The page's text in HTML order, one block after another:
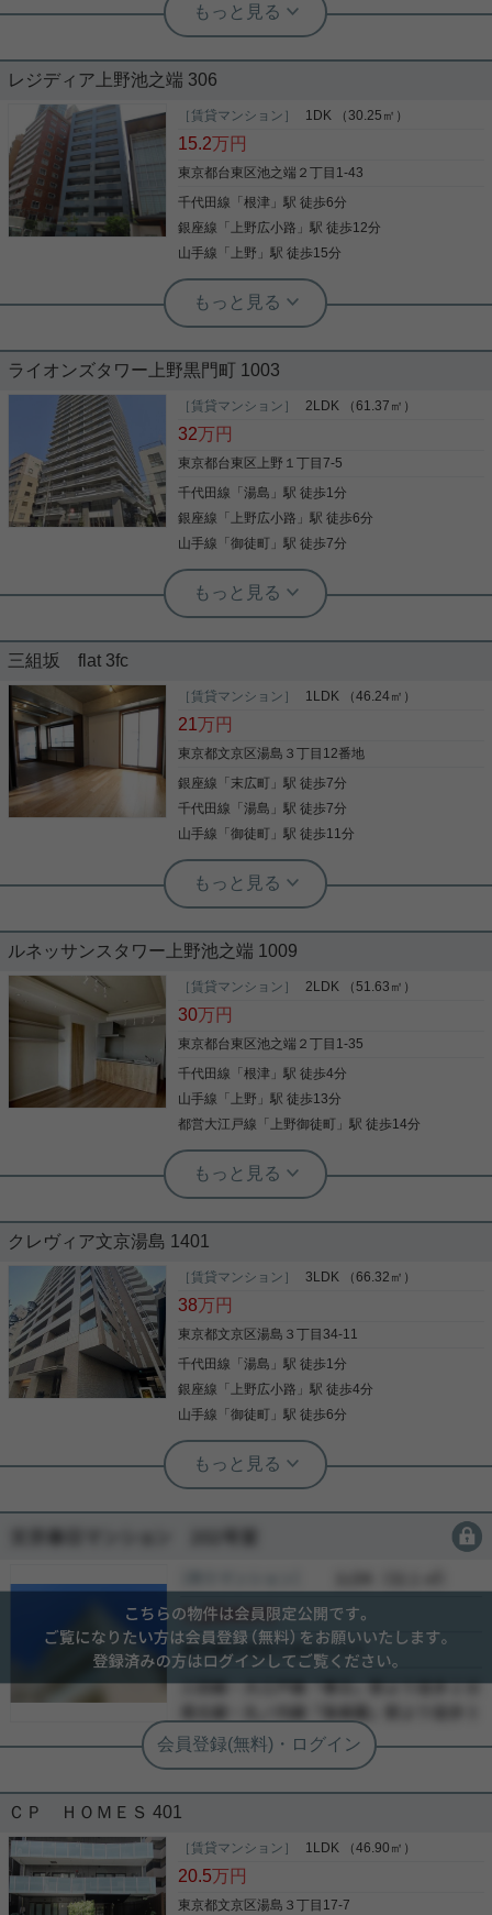
ッフ小西
2021年１０年フルリノベ済
閑静な立地 ヴィンテージマンション！！ 夜間オー
トロック付き！ 管理人が日勤でいますので管理体制
の良い建物です。 閑静な立地で車両の通行が少ない
閑静な場所です。 広々としたエントランスは、 当時
すが、室内はフルリノベーション済。 お気軽にお問
い合わせください。
写真(9)
レジディア上野池之端 306
［賃貸マンション］ 1DK （30.25㎡）
15.2万円
東京都台東区池之端２丁目1-43
千代田線 「根津 」駅 徒歩6分
銀座線 「 上野広小路 」駅 徒歩12分
山手線 「 上野 」駅 徒歩15分
根津駅前センター（実用根津ホーム株式会社 根津駅前センター） スタ
ッフ小西
新生活にオススメ
すぐ目の前は不忍池 上野公園至近の人気高級賃貸マ
ンション 「レジディア上野池之端」 オートロック、
宅配ボックスをはじめ、 敷地内ゴミ捨て場など設備
充実 室内設備に関しましては ・バストイレ別、浴室
チンで料理好きの方にもおすすめ 申し込み受付中 内
覧可能予定日など、詳細はお気軽にお問い合わせく
ださいませ。
写真(9)
ライオンズタワー上野黒門町 1003
［賃貸マンション］ 2LDK （61.37㎡）
32万円
東京都台東区上野１丁目7-5
千代田線 「湯島 」駅 徒歩1分
銀座線 「 上野広小路 」駅 徒歩6分
山手線 「御徒町 」駅 徒歩7分
根津駅前センター（実用根津ホーム株式会社 根津駅前センター） スタ
ッフ小西
《湯島駅徒歩1分》総戸数121戸のライ
オンズタワー上野黒門町
とにかく立地が最高!!! 千代田線『湯島駅』徒歩１分
それも人気の分譲マンションのライオンズシリーズ
から２ＬＤＫ物件のご紹介です。 北東角部屋でＬ字
型のバルコニーが付いています。 １０階のため日当
ます。 風通しが良く開放感溢れる仕様となっていま
す。 滅多に募集に出ない人気のお部屋です。 分譲タ
イプのため賃貸マンションよりグレードの良い設備
が整っています。 また、湯島だけでなく様々な路線
を使いやすい立地のため、都心へのアクセスも抜群
です。 ☆千代田線『湯島駅』徒歩１分 ☆銀座線『上
野広小路駅』徒歩５分 ☆山手線『御徒町駅』徒歩６
おります！
三組坂 flat 3fc
［賃貸マンション］ 1LDK （46.24㎡）
21万円
東京都文京区湯島３丁目12番地
銀座線 「 末広町 」駅 徒歩7分
千代田線 「湯島 」駅 徒歩7分
山手線 「御徒町 」駅 徒歩11分
実用春日ホーム 富坂サテライト 板東翔
グッドデザイン金賞の設計事務所が設
計しました！ ■ 都心を網羅するアクセスの良さ 複数
駅・複数路線が利用可能で、大手町、霞ヶ関、新
宿、東京駅など都内主要ビジネス街へダイレクトに
アクセスできます。自転車があれば秋葉原や上野、
間と設備 シンプルかつモダンな内装デザインが魅
力。バストイレ別、システムキッチン、独立洗面
台、浴室乾燥機など、日々の暮らしの質を高める充
実の機能が揃っています。（※お部屋の実際の仕様
に合わせて調整してください） ■ 安心・安全のセキ
ュリティ オートロックや防犯カメラ、TVモニター付
きインターホンを完備。夜間の一人歩きも安心な文
ちろん、湯島天神や上野恩賜公園、こだわりの飲食
の散策も楽しめる贅沢なロケーションです。 気にな
った方はお気軽にお問い合わせください。 ご連絡お
ルネッサンスタワー上野池之端 1009
［賃貸マンション］ 2LDK （51.63㎡）
30万円
東京都台東区池之端２丁目1-35
千代田線 「根津 」駅 徒歩4分
山手線 「 上野 」駅 徒歩13分
都営大江戸線 「 上野御徒町 」駅 徒歩14分
根津駅前センター（実用根津ホーム株式会社 根津駅前センター） スタ
ッフ佐藤
池之端のタワマン☆分譲賃貸2LDK☆
池之端のタワーマンション、分譲賃貸のお部屋です
使いやすい2LDK 床暖房、食器洗浄乾燥機、浄水器
など設備充実 防犯カメラ、フロントサービス、フィ
ットネス施設、モニター付きオートロックなど共用
のある方はお気軽にお問い合わせください ご連絡お
待ちしております
写真(9)
クレヴィア文京湯島 1401
［賃貸マンション］ 3LDK （66.32㎡）
38万円
東京都文京区湯島３丁目34-11
千代田線 「湯島 」駅 徒歩1分
銀座線 「 上野広小路 」駅 徒歩4分
山手線 「御徒町 」駅 徒歩6分
根津駅前センター（実用根津ホーム株式会社 根津駅前センター） スタ
ッフ佐藤
最上階角部屋☆駅チカ☆収納充実
3LDK☆
ト 玄関にはシューズインクローゼットなど収納豊富
各部屋にエアコン設置済み 眺望と日当たりの良さを
存分に味わってください 是非一度、ご覧になってく
ださい ご興味のある方はお気軽にお問い合わせくだ
会員限定
会員限定
会員限定
-
ＣＰ ＨＯＭＥＳ 401
［賃貸マンション］ 1LDK （46.90㎡）
20.5万円
東京都文京区湯島３丁目17-7